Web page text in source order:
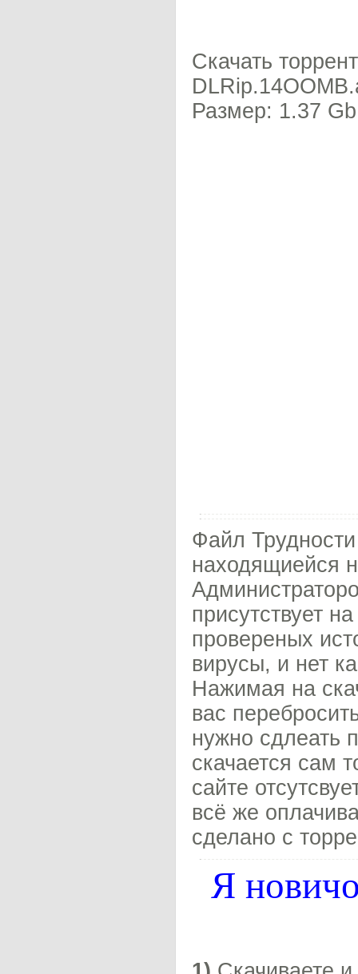
Скачать
Размер: 1.37 Gb
Файл
находящиейся
присутствует
провереных
вирусы, и нет
Нажимая на
вас
нужно сдлеать
скачается сам
сайте
всё же
сделано с
Я